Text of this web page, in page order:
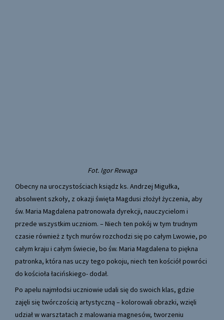
Fot. Igor Rewaga
Obecny na uroczystościach ksiądz ks. Andrzej Migułka,
absolwent szkoły, z okazji święta Magdusi złożył życzenia, aby
św. Maria Magdalena patronowała dyrekcji, nauczycielom i
przede wszystkim uczniom. – Niech ten pokój w tym trudnym
czasie również z tych murów rozchodzi się po całym Lwowie, po
całym kraju i całym świecie, bo św. Maria Magdalena to piękna
patronka, która nas uczy tego pokoju, niech ten kościół powróci
do kościoła łacińskiego- dodał.
Po apelu najmłodsi uczniowie udali się do swoich klas, gdzie
zajęli się twórczością artystyczną – kolorowali obrazki, wzięli
udział w warsztatach z malowania magnesów, tworzeniu